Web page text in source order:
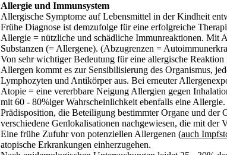
Allergie und Immunsystem
Allergische Symptome auf Lebensmittel in der Kindheit
Frühe Diagnose ist demzufolge für eine erfolgreiche
Allergie = nützliche und schädliche Immunreaktionen. Mit
Substanzen (= Allergene). (Abzugrenzen =
Von sehr wichtiger Bedeutung für eine allergische
Allergen kommt es zur Sensibilisierung des Organismus,
Lymphozyten und Antikörper aus. Bei erneuter
Atopie= eine vererbbare Neigung Allergien gegen
mit 60 - 80%iger Wahrscheinlichkeit ebenfalls eine
Prädisposition, die Beteiligung bestimmter Organe und der
verschiedene Genlokalisationen nachgewiesen, die mit der
Eine frühe Zufuhr von potenziellen Allergenen (auch
atopischeErkrankungen einherzugehen.